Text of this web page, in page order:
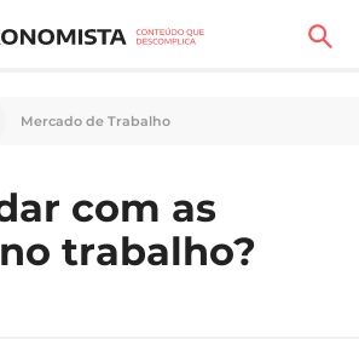
Pessoais
Mercado de Trabalho
com as
trabalho?